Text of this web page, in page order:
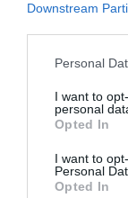
Downstream
Personal
I want to
personal
Opted In
I want to
Personal
Opted In
Guardar o
Sim,